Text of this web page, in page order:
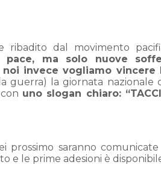
dal movimento
ma solo nuove
invece vogliamo vincere
guerra) la giornata nazionale
uno slogan chiaro:
prossimo saranno
e le prime adesioni è